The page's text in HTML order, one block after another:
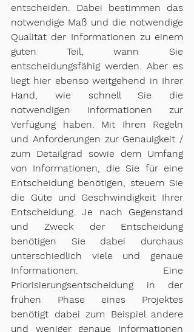
entscheiden. Dabei bestimmen das
notwendige Maß und die notwendige
Qualität der Informationen zu einem
guten Teil, wann Sie
entscheidungsfähig werden. Aber es
liegt hier ebenso weitgehend in Ihrer
Hand, wie schnell Sie die
notwendigen Informationen zur
Verfügung haben. Mit Ihren Regeln
und Anforderungen zur Genauigkeit /
zum Detailgrad sowie dem Umfang
von Informationen, die Sie für eine
Entscheidung benötigen, steuern Sie
die Güte und Geschwindigkeit Ihrer
Entscheidung. Je nach Gegenstand
und Zweck der Entscheidung
benötigen Sie dabei durchaus
unterschiedlich viele und genaue
Informationen. Eine
Priorisierungsentscheidung in der
frühen Phase eines Projektes
benötigt dabei zum Beispiel andere
und weniger genaue Informationen